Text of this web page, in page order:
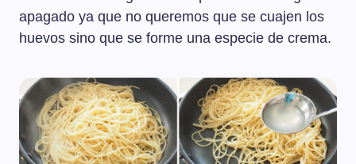
apagado ya que no queremos que se cuajen los
huevos sino que se forme una especie de crema.